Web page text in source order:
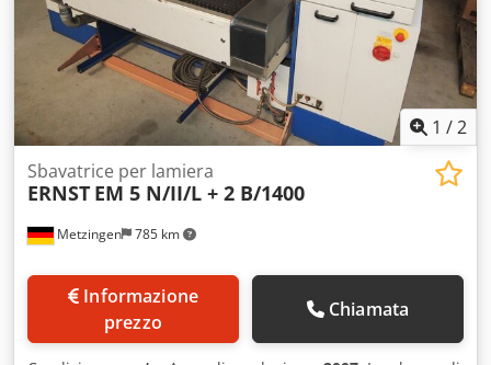
1 /2
Metzingen 785 km
Sbavatrice per lamiera
ERNST EM 5 N/II/L + 2 B/1400
prezzo
Chiamata